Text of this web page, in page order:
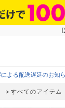
[
よる配送遅延のお知
すべてのアイテム